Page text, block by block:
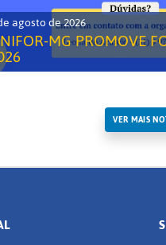
agosto de 2026
MG PROMOVE
VER MAIS